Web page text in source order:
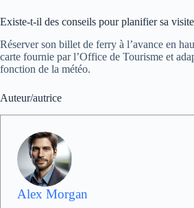
Existe-t-il des conseils pour planifier sa
Réserver son billet de ferry à l’avance en
carte fournie par l’Office de Tourisme et
fonction de la météo.
Auteur/autrice
Alex Morgan